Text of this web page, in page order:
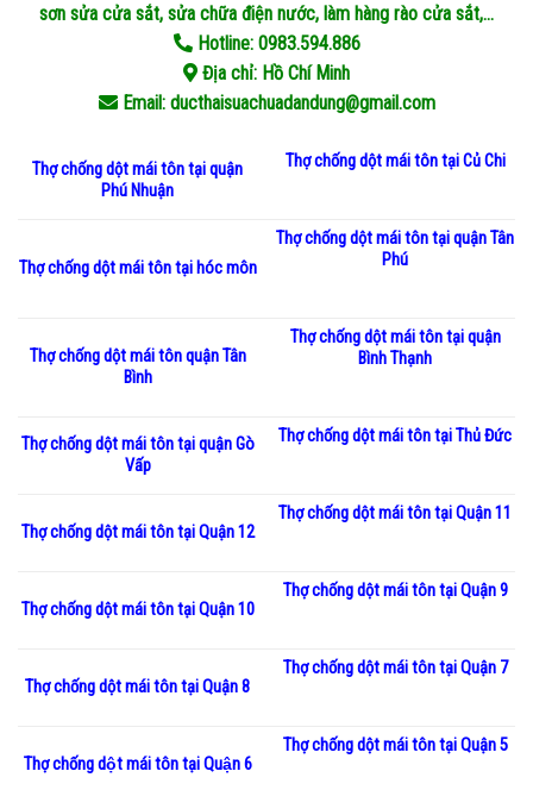
sơn sửa cửa sắt, sửa chữa điện nước, làm hàng rào cửa sắt,…
Hotline: 0983.594.886
Địa chỉ: Hồ Chí Minh
Email: ducthaisuachuadandung@gmail.com
Thợ chống dột mái tôn tại quận
Phú Nhuận
Thợ chống dột mái tôn tại Củ Chi
Thợ chống dột mái tôn tại hóc môn
Thợ chống dột mái tôn tại quận Tân
Phú
Thợ chống dột mái tôn quận Tân
Bình
Thợ chống dột mái tôn tại quận
Bình Thạnh
Thợ chống dột mái tôn tại quận Gò
Vấp
Thợ chống dột mái tôn tại Thủ Đức
Thợ chống dột mái tôn tại Quận 12
Thợ chống dột mái tôn tại Quận 11
Thợ chống dột mái tôn tại Quận 10
Thợ chống dột mái tôn tại Quận 9
Thợ chống dột mái tôn tại Quận 8
Thợ chống dột mái tôn tại Quận 7
Thợ chống dột mái tôn tại Quận 6
Thợ chống dột mái tôn tại Quận 5